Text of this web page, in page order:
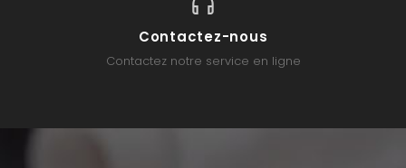
Contactez-nous
Contactez notre service en ligne